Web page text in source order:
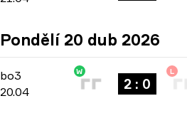
Pondělí 20 dub 2026
bo3 Main Stage-
20.04
W
2 : 0
L